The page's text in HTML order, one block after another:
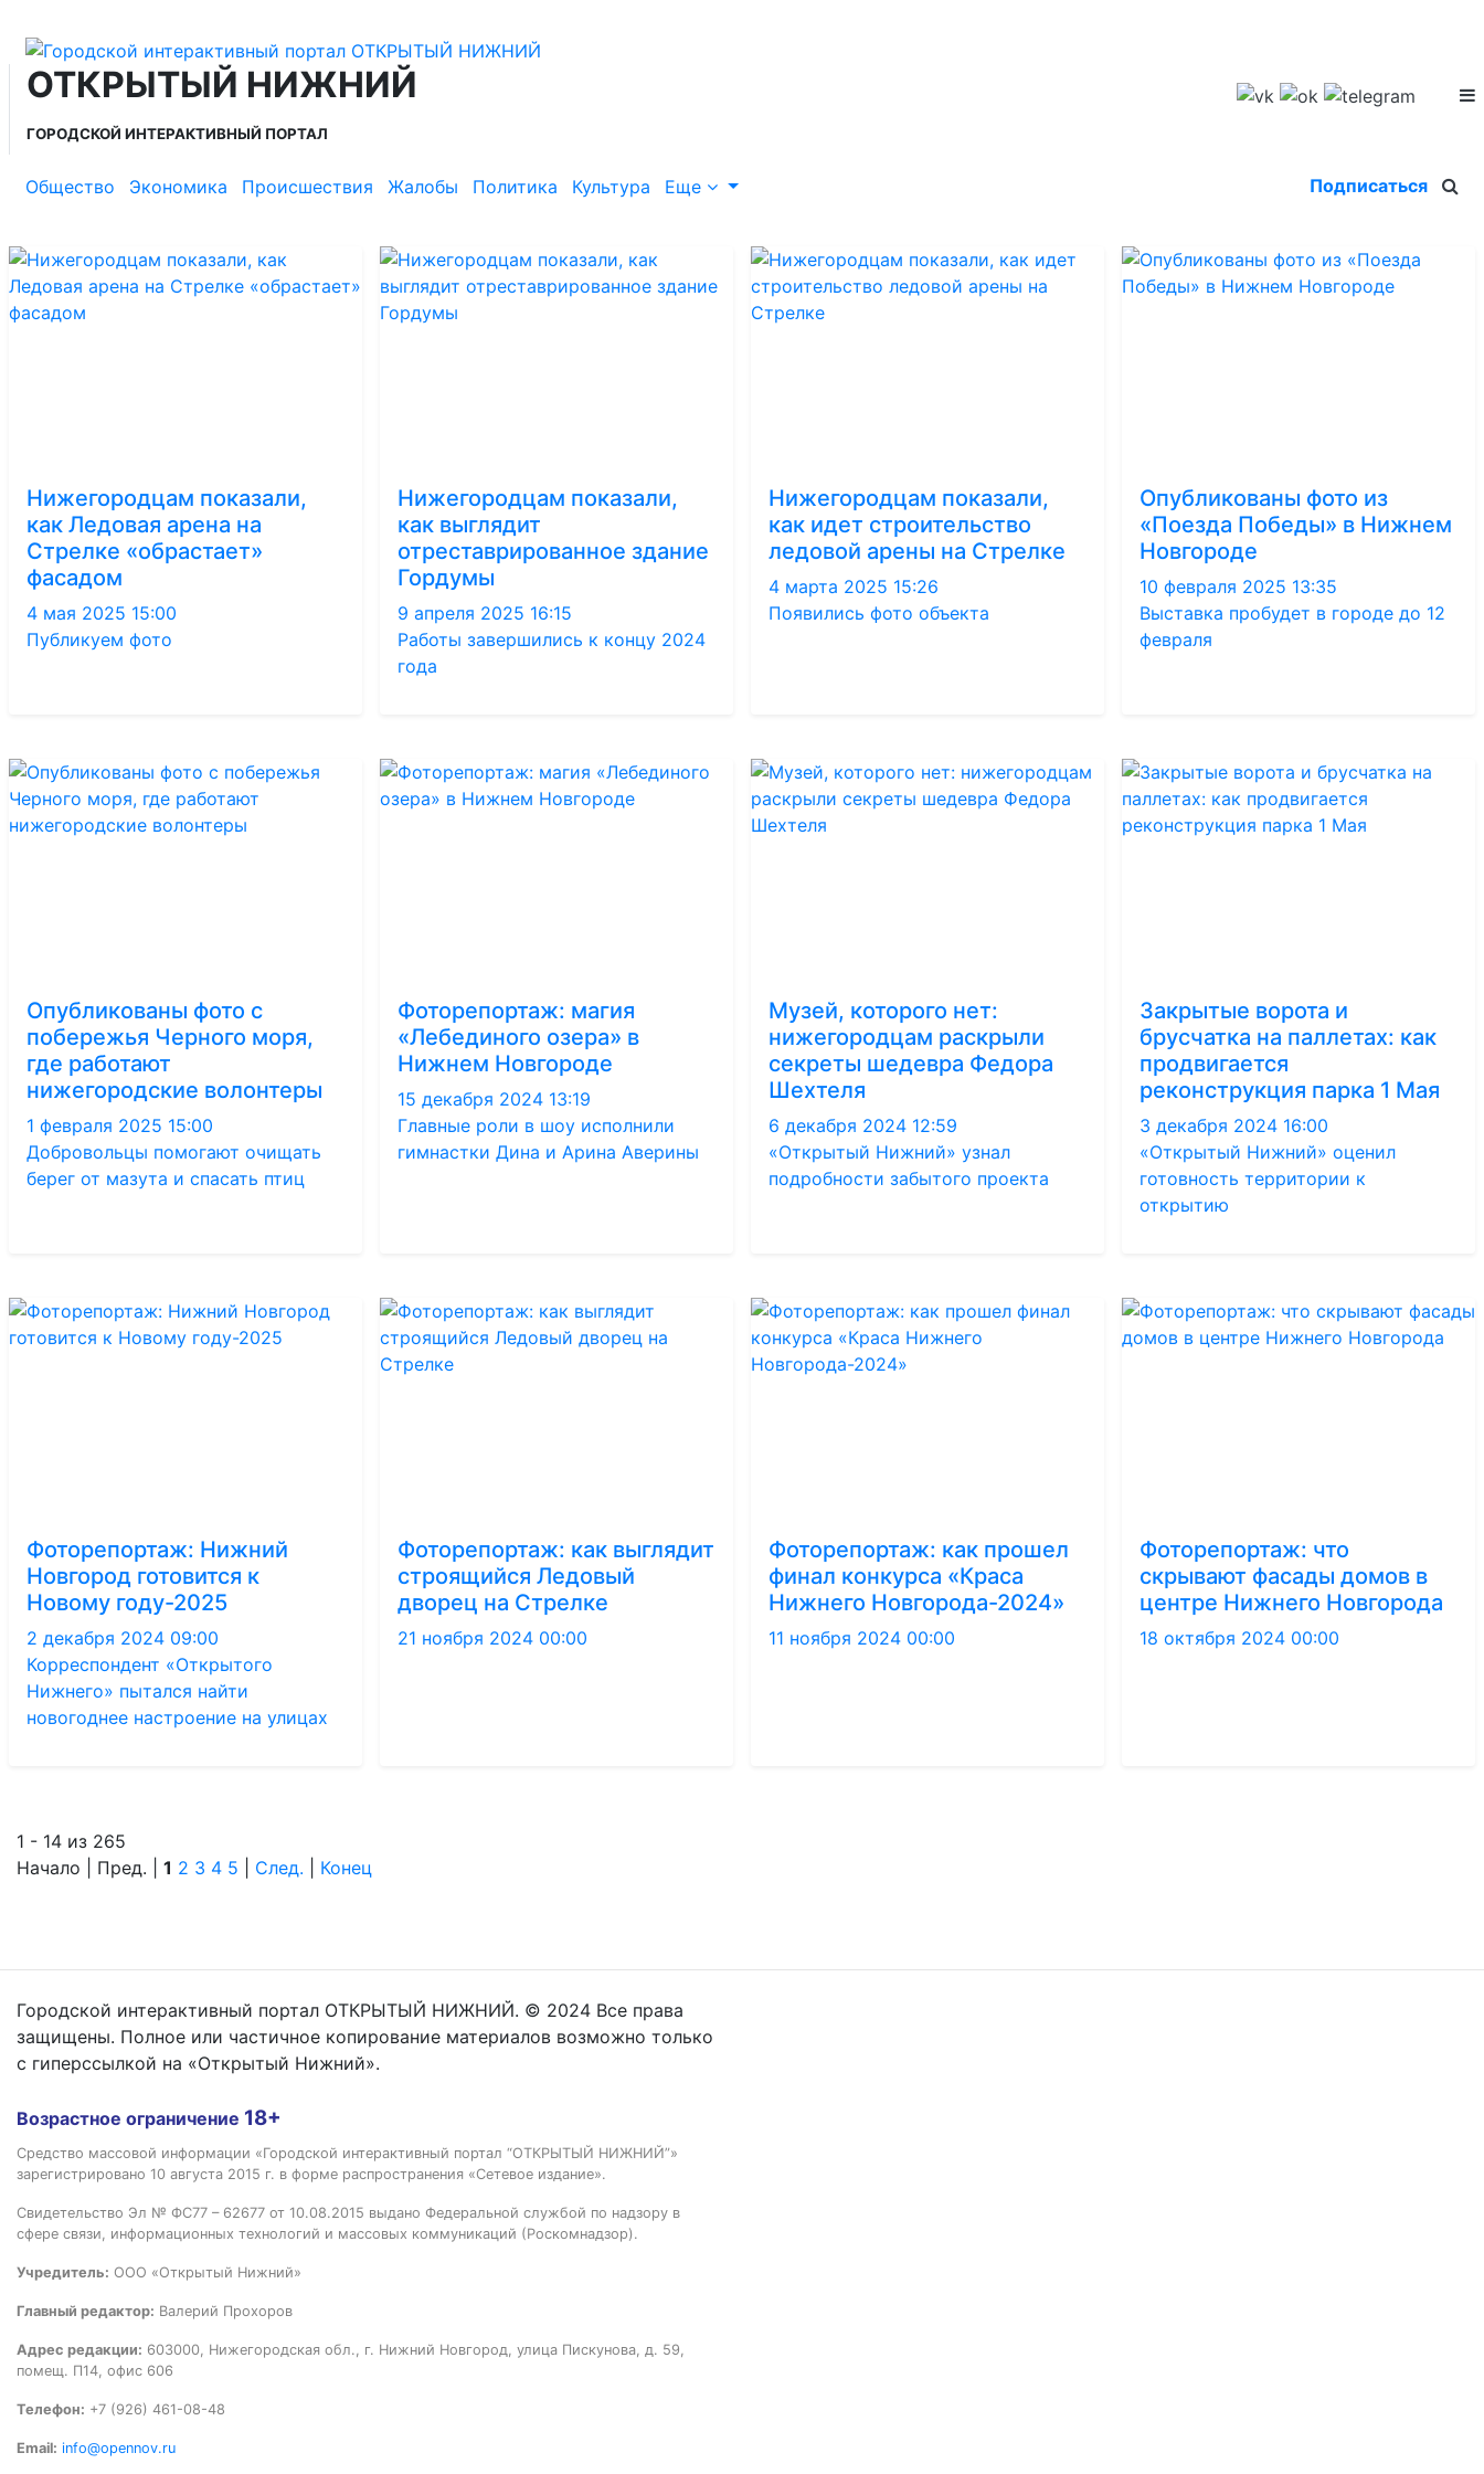
ОТКРЫТЫЙ НИЖНИЙ
ГОРОДСКОЙ ИНТЕРАКТИВНЫЙ ПОРТАЛ
Общество Экономика Происшествия Жалобы Политика Культура Еще Подписаться
Нижегородцам показали,
как Ледовая арена на
Стрелке «обрастает»
фасадом
4 мая 2025 15:00
Публикуем фото
Нижегородцам показали,
как выглядит
отреставрированное здание
Гордумы
9 апреля 2025 16:15
Работы завершились к концу 2024
года
Нижегородцам показали,
как идет строительство
ледовой арены на Стрелке
4 марта 2025 15:26
Появились фото объекта
Опубликованы фото из
«Поезда Победы» в Нижнем
Новгороде
10 февраля 2025 13:35
Выставка пробудет в городе до 12
февраля
Опубликованы фото с
побережья Черного моря,
где работают
нижегородские волонтеры
1 февраля 2025 15:00
Добровольцы помогают очищать
берег от мазута и спасать птиц
Фоторепортаж: магия
«Лебединого озера» в
Нижнем Новгороде
15 декабря 2024 13:19
Главные роли в шоу исполнили
гимнастки Дина и Арина Аверины
Музей, которого нет:
нижегородцам раскрыли
секреты шедевра Федора
Шехтеля
6 декабря 2024 12:59
«Открытый Нижний» узнал
подробности забытого проекта
Закрытые ворота и
брусчатка на паллетах: как
продвигается
реконструкция парка 1 Мая
3 декабря 2024 16:00
«Открытый Нижний» оценил
готовность территории к
открытию
Фоторепортаж: Нижний
Новгород готовится к
Новому году-2025
2 декабря 2024 09:00
Корреспондент «Открытого
Нижнего» пытался найти
новогоднее настроение на улицах
Фоторепортаж: как выглядит
строящийся Ледовый
дворец на Стрелке
21 ноября 2024 00:00
Фоторепортаж: как прошел
финал конкурса «Краса
Нижнего Новгорода-2024»
11 ноября 2024 00:00
Фоторепортаж: что
скрывают фасады домов в
центре Нижнего Новгорода
18 октября 2024 00:00
1 - 14 из 265
Начало | Пред. | 1 2 3 4 5 След. Конец
Городской интерактивный портал ОТКРЫТЫЙ НИЖНИЙ. © 2024 Все права
защищены. Полное или частичное копирование материалов возможно только
с гиперссылкой на «Открытый Нижний».
Возрастное ограничение 18+
Средство массовой информации «Городской интерактивный портал “ОТКРЫТЫЙ НИЖНИЙ”»
зарегистрировано 10 августа 2015 г. в форме распространения «Сетевое издание».
Свидетельство Эл № ФС77 – 62677 от 10.08.2015 выдано Федеральной службой по надзору в
сфере связи, информационных технологий и массовых коммуникаций (Роскомнадзор).
Учредитель: ООО «Открытый Нижний»
Главный редактор: Валерий Прохоров
Адрес редакции: 603000, Нижегородская обл., г. Нижний Новгород, улица Пискунова, д. 59,
помещ. П14, офис 606
Телефон: +7 (926) 461-08-48
Email: info@opennov.ru